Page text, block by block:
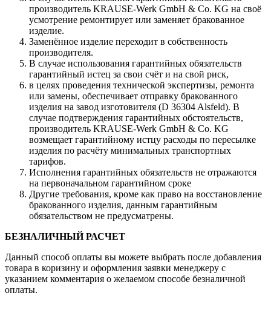
производитель KRAUSE-Werk GmbH & Со. KG на своё
усмотрение ремонтирует или заменяет бракованное
изделие.
Заменённое изделие переходит в собственность
производителя.
В случае использования гарантийных обязательств
гарантийный истец за свои счёт и на свой риск,
в целях проведения технической экспертизы, ремонта
или замены, обеспечивает отправку бракованного
изделия на завод изготовителя (D 36304 Alsfeld). В
случае подтверждения гарантийных обстоятельств,
производитель KRAUSE-Werk GmbH & Со. KG
возмещает гарантийному истцу расходы по пересылке
изделия по расчёту минимальных транспортных
тарифов.
Исполнения гарантийных обязательств не отражаются
на первоначальном гарантийном сроке
Другие требования, кроме как право на восстановление
бракованного изделия, данным гарантийным
обязательством не предусматрены.
БЕЗНАЛИЧНЫЙ РАСЧЕТ
Данный способ оплаты вы можете выбрать после добавления
товара в коризину и оформления заявки менеджеру c
указанием комментария о желаемом способе безналичной
оплаты.